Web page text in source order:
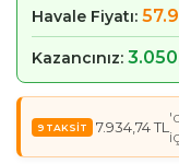
Havale Fiyatı:
Kazancınız:
7.934,74 TL